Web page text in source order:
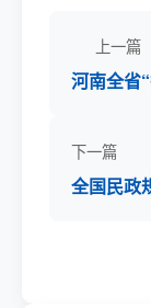
上一篇
河南全省
下一篇
全国民政